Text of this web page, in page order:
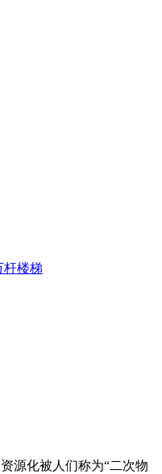
杆楼梯
源化被人们称为“二次物